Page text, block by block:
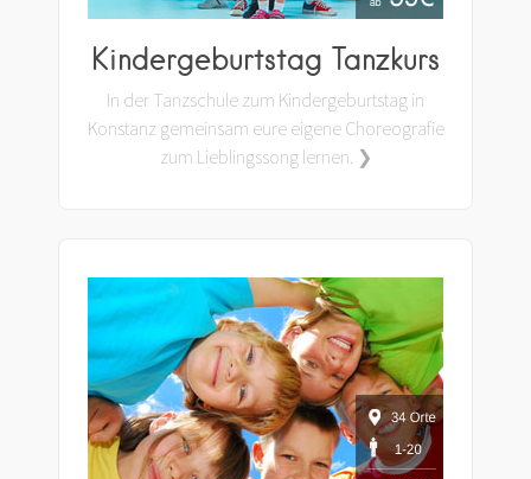
Kindergeburtstag Tanzkurs
In der Tanzschule zum Kindergeburtstag in
Konstanz gemeinsam eure eigene Choreografie
zum Lieblingssong lernen. ❯